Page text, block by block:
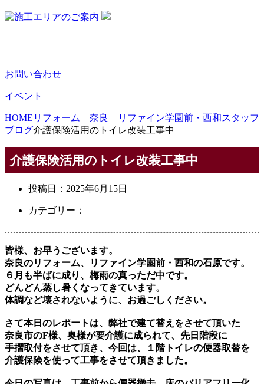
お問い合わせ
イベント
HOME リフォーム 奈良 リファイン学園前・西和スタッフ
ブログ介護保険活用のトイレ改装工事中
介護保険活用のトイレ改装工事中
投稿日： 2025年6月15日
カテゴリー：
皆様、お早うございます。
奈良のリフォーム、リファイン学園前・西和の石原です。
６月も半ばに成り、梅雨の真っただ中です。
どんどん蒸し暑くなってきています。
体調など壊されないように、お過ごしください。
さて本日のレポートは、弊社で建て替えをさせて頂いた
奈良市のF様、奥様が要介護に成られて、先日階段に
手摺取付をさせて頂き、今回は、１階トイレの便器取替を
介護保険を使って工事をさせて頂きました。